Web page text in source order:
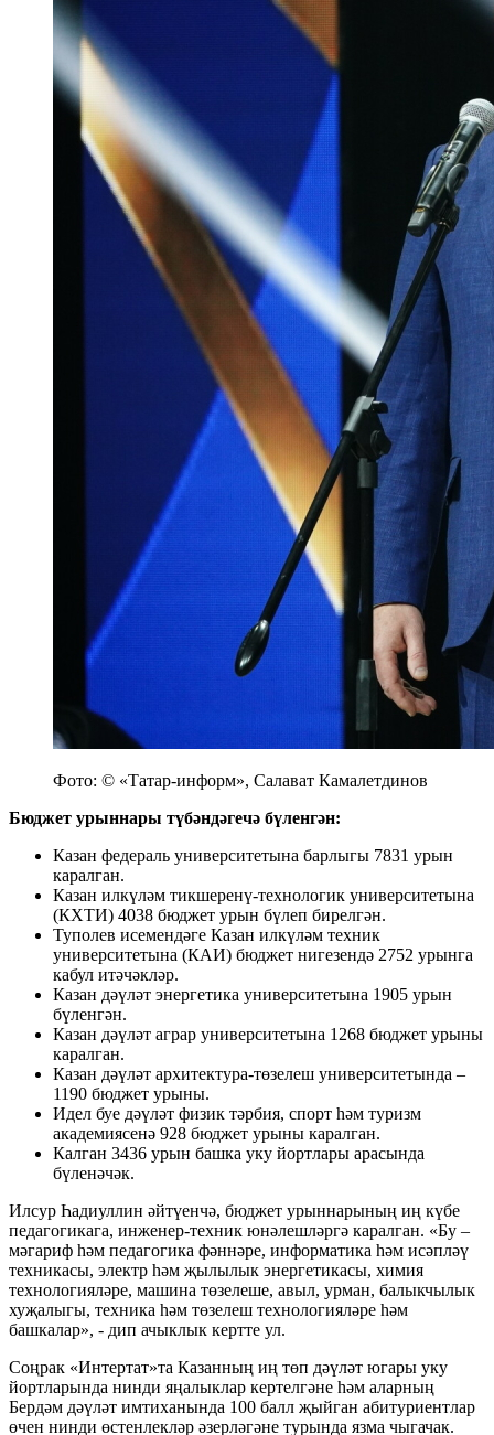
Фото: © «Татар-информ», Салават Камалетдинов
Бюджет урыннары түбәндәгечә бүленгән:
Казан федераль университетына барлыгы 7831 урын
каралган.
Казан илкүләм тикшеренү-технологик университетына
(КХТИ) 4038 бюджет урын бүлеп бирелгән.
Туполев исемендәге Казан илкүләм техник
университетына (КАИ) бюджет нигезендә 2752 урынга
кабул итәчәкләр.
Казан дәүләт энергетика университетына 1905 урын
бүленгән.
Казан дәүләт аграр университетына 1268 бюджет урыны
каралган.
Казан дәүләт архитектура-төзелеш университетында –
1190 бюджет урыны.
Идел буе дәүләт физик тәрбия, спорт һәм туризм
академиясенә 928 бюджет урыны каралган.
Калган 3436 урын башка уку йортлары арасында
бүленәчәк.
Илсур Һадиуллин әйтүенчә, бюджет урыннарының иң күбе
педагогикага, инженер-техник юнәлешләргә каралган. «Бу –
мәгариф һәм педагогика фәннәре, информатика һәм исәпләү
техникасы, электр һәм җылылык энергетикасы, химия
технологияләре, машина төзелеше, авыл, урман, балыкчылык
хуҗалыгы, техника һәм төзелеш технологияләре һәм
башкалар», - дип ачыклык кертте ул.
Соңрак «Интертат»та Казанның иң төп дәүләт югары уку
йортларында нинди яңалыклар кертелгәне һәм аларның
Бердәм дәүләт имтиханында 100 балл җыйган абитуриентлар
өчен нинди өстенлекләр әзерләгәне турында язма чыгачак.